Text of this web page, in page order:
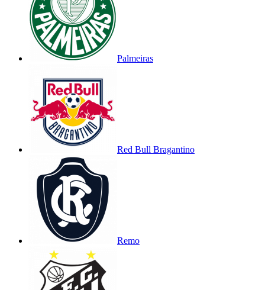
Palmeiras
Red Bull Bragantino
Remo